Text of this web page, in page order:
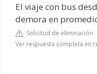
El viaje con bus
demora en
Solicitud de eliminación
Ver respuesta completa en